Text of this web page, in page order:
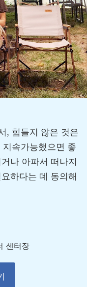
, 힘들지 않은 것은
속가능했으면 좋
나 아파서 떠나지
하다는 데 동의해
센터장